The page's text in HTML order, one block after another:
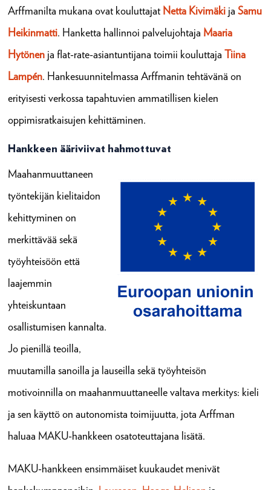
Arffmanilta mukana ovat kouluttajat Netta Kivimäki jaSamu
Heikinmatti. Hanketta hallinnoi palvelujohtaja Maaria
Hytönen ja flat-rate-asiantuntijana toimii kouluttajaTiina
Lampén. Hankesuunnitelmassa Arffmanin tehtävänä on
erityisesti verkossa tapahtuvien ammatillisen kielen
oppimisratkaisujen kehittäminen.
Hankkeen ääriviivat hahmottuvat
Maahanmuuttaneen
työntekijän kielitaidon
kehittyminen on
merkittävää sekä
työyhteisöön että
laajemmin
yhteiskuntaan
osallistumisen kannalta.
Jo pienillä teoilla,
muutamilla sanoilla ja lauseilla sekä työyhteisön
motivoinnilla on maahanmuuttaneelle valtava merkitys: kieli
ja sen käyttö on autonomista toimijuutta, jota Arffman
haluaa MAKU-hankkeen osatoteuttajana lisätä.
MAKU-hankkeen ensimmäiset kuukaudet menivät